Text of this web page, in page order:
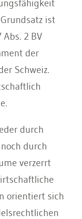
ist
2 BV
der
Schweiz.
durch
durch
verzerrt
orientiert sich